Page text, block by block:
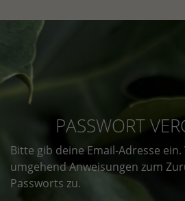
PASSWORT
Bitte gib deine Email-Adresse
umgehend Anweisungen zum
Passworts zu.